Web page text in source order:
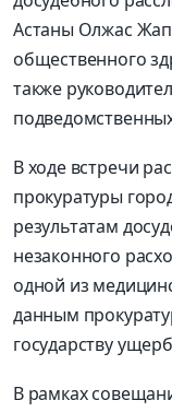
Астаны Олжас
общественного
также
В ходе встречи
прокуратуры
результатам
незаконного
одной из
данным
государству
В рамках